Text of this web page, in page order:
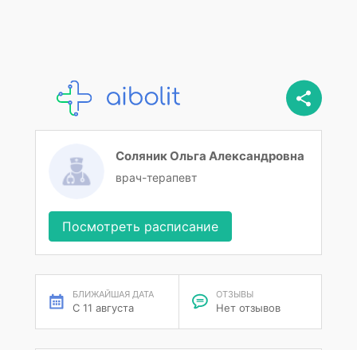
Соляник Ольга Александровна
врач-терапевт
Посмотреть расписание
БЛИЖАЙШАЯ ДАТА
С 11 августа
ОТЗЫВЫ
Нет отзывов